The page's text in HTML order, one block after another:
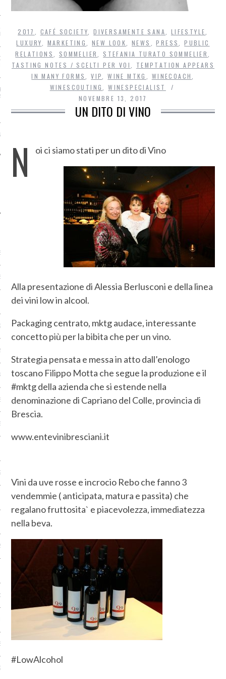
FRANCESCO
– AUTUMN STYLE
CHIAMA ITALIA.
HONG KONG
STRAVINCE. BRAVO E
VINCE E DIVENTA
DALL’AREA
2019
2019
2019
2018
2018
2018
2018
2018
2018
2017
2017 CAFÉ SOCIETY ,DIVERSAMENTE SANA LIFESTYLE
LUXURY
MARKETING NEW LOOK NEWS ,PRESS ,PUBLIC
RELATIONS
SOMMELIER STEFANIA TURATO SOMMELIER
TASTING NOTES / SCELTI PER VOI
TEMPTATION APPEARS
IN MANY FORMS
,VIP ,WINE MTKG WINECOACH
WINESCOUTING
,WINESPECIALIST
NOVEMBRE 13, 2017
UN DITO DI VINO
N oi ci siamo stati per un dito di Vino
Alla presentazione di Alessia Berlusconi e della linea
dei vini low in alcool.
Packaging centrato, mktg audace, interessante
concetto più per la bibita che per un vino.
Strategia pensata e messa in atto dall’enologo
toscano Filippo Motta che segue la produzione e il
#mktg della azienda che si estende nella
denominazione di Capriano del Colle, provincia di
Brescia.
www.entevinibresciani.it
Vini da uve rosse e incrocio Rebo che fanno 3
vendemmie ( anticipata, matura e passita) che
regalano fruttosita` e piacevolezza, immediatezza
nella beva.
#LowAlcohol